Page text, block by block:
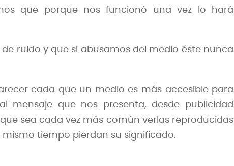
que porque nos funcionó una vez lo hará
ruido y que si abusamos del medio éste nunca
cada que un medio es más accesible para
mensaje que nos presenta, desde publicidad
sea cada vez más común verlas reproducidas
tiempo pierdan su significado.